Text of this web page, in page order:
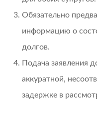
Обязательно
информацию о
долгов.
Подача заявления
аккуратной,
задержке в